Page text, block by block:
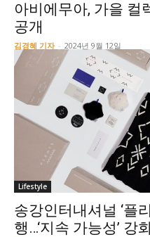
아비에무아, 가을 컬
공개
김경혜 기자 - 2024년 9월 12일
Lifestyle
송강인터내셔널 ‘플
행…‘지속 가능성’ 강